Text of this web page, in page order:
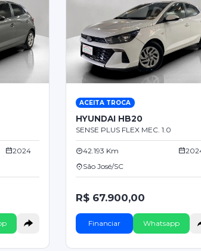
2024
ACEITA TROCA
HYUNDAI HB20
SENSE PLUS FLEX MEC. 1.0
42.193 Km
São José/SC
R$ 67.900,00
Financiar Whatsapp